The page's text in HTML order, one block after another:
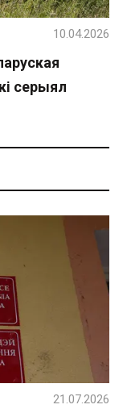
серыял
10.04.2026
21.07.2026